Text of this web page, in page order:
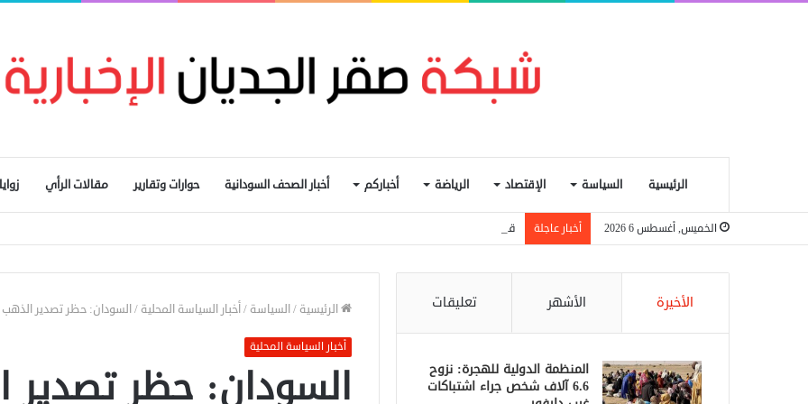
الرئيسية السياسة الإقتصاد الرياضة أخباركم أخبار الصحف السودانية حوارات وتقارير مقالات الرأي
الخميس, أغسطس 6 2026 أخبار عاجلة قرعة الكونفدرالية.. هلال الساحل يصطدم بولوالو الإثيوبي وأهلي مدني في مواجهة توسكر الكيني
الرئيسية /السياسة /أخبار السياسة المحلية /السودان: حظر تصدير
أخبار السياسة المحلية
السودان: حظر
الأخيرة الأشهر تعليقات
المنظمة الدولية للهجرة: نزوح
6.6 آلاف شخص جراء اشتباكات